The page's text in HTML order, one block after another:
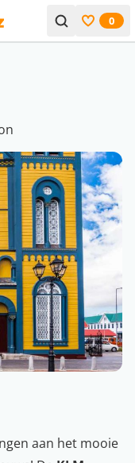
Bekijk
0
aan het mooie